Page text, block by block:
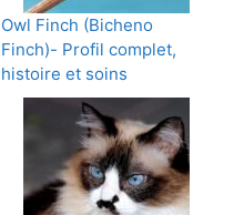
Owl Finch (Bicheno
Finch)- Profil complet,
histoire et soins